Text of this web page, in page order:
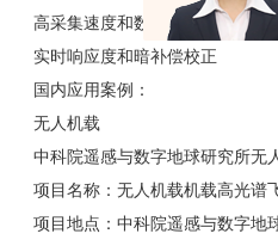
高采集速度和数据率
实时响应度和暗补偿校正
国内应用案例：
无人机载
中科院遥感与数字地球研究所无
项目名称：无人机载机载高光谱
项目地点：中科院遥感与数字地